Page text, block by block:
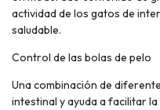
actividad de los gatos de
saludable.
Control de las bolas de pelo
Una combinación de
intestinal y ayuda a facilitar